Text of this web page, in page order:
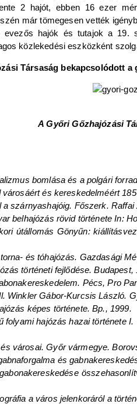
2 hajót, ebben 16 ezer
már tömegesen vették
evezős hajók és tutajok a 19.
közlekedési eszközként
Társaság bekapcsolódott
A Győri Gőzhajózási
bomlása és a polgári
és kereskedelméért
a szárnyashajóig. Főszerk.
belhajózás rövid története In:
útállomás Gönyűn:
és tóhajózás. Gazdasági
történeti fejlődése. Budapest,
Pécs, Pro
Winkler Gábor-Kurcsis László.
képes története. Bp., 1999.
folyami hajózás hazai története I.
városai. Győr vármegye.
és
a város jelenkoráról a